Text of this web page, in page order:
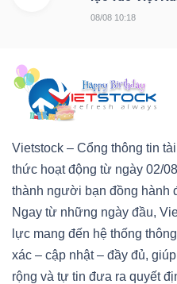
08/08 10:18
Vietstock – Cổng thông tin
thức hoạt động từ ngày 02/
thành người bạn đồng hành
Ngay từ những ngày đầu,
lực mang đến hệ thống
xác – cập nhật – đầy đủ,
rộng và tự tin đưa ra quyết